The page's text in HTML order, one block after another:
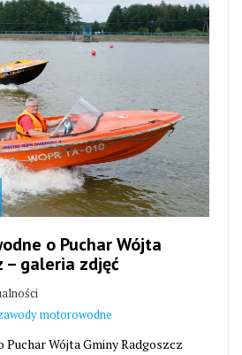
o Puchar Wójta
– galeria zdjęć
motorowodne
Wójta Gminy Radgoszcz